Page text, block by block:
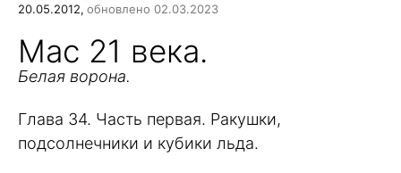
20.05.2012, обновлено 02.03.2023
Mac 21 века.
Белая ворона.
Глава 34. Часть первая. Ракушки,
подсолнечники и кубики льда.